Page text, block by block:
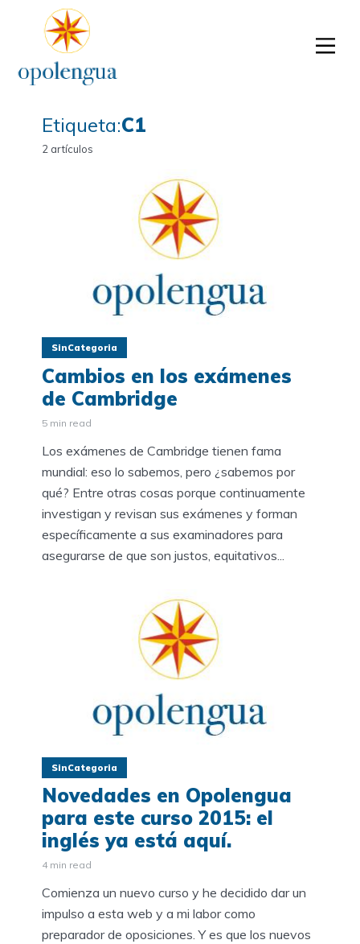
Etiqueta:C1
2 artículos
SinCategoria
Cambios en los exámenes
de Cambridge
5 min read
Los exámenes de Cambridge tienen fama
mundial: eso lo sabemos, pero ¿sabemos por
qué? Entre otras cosas porque continuamente
investigan y revisan sus exámenes y forman
específicamente a sus examinadores para
asegurarse de que son justos, equitativos...
SinCategoria
Novedades en Opolengua
para este curso 2015: el
inglés ya está aquí.
4 min read
Comienza un nuevo curso y he decidido dar un
impulso a esta web y a mi labor como
preparador de oposiciones. Y es que los nuevos